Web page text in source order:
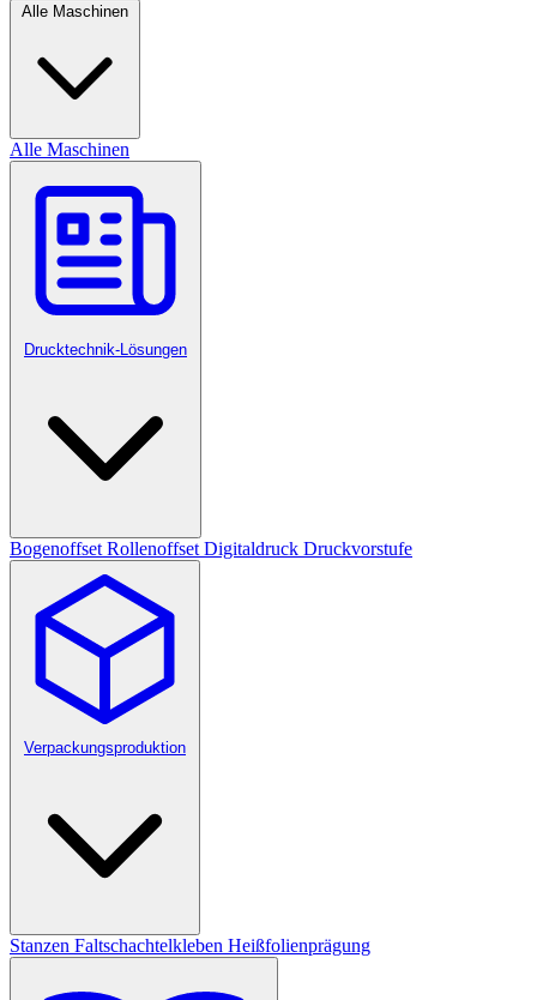
Alle Maschinen
Alle Maschinen
Drucktechnik-Lösungen
Bogenoffset Rollenoffset Digitaldruck Druckvorstufe
Verpackungsproduktion
Stanzen Faltschachtelkleben Heißfolienprägung